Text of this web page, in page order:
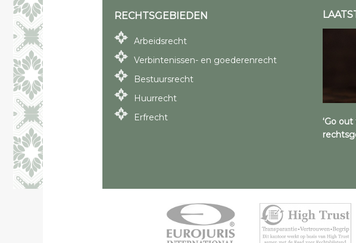
RECHTSGEBIEDEN
Arbeidsrecht
Verbintenissen- en goederenrecht
Bestuursrecht
Huurrecht
Erfrecht
‘Go